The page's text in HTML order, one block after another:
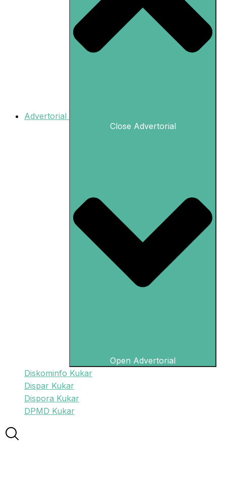
Advertorial
Close Advertorial
Open Advertorial
Diskominfo Kukar
Dispar Kukar
Dispora Kukar
DPMD Kukar